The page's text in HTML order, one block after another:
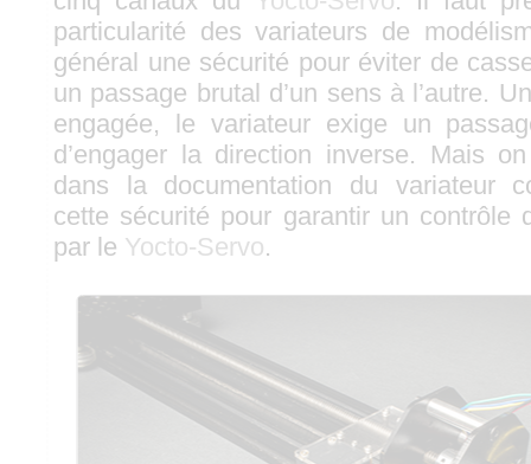
particularité des variateurs de
général une sécurité pour éviter de
un passage brutal d’un sens à l’autre.
engagée, le variateur exige un
d’engager la direction inverse. Mais
dans la documentation du variateur
cette sécurité pour garantir un contrôle
par le Yocto-Servo.